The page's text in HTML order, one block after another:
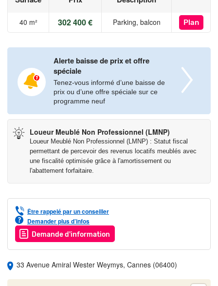
40 m² 302 400 € Parking, balcon Plan
Alerte baisse de prix et offre
spéciale
Tenez-vous informé d’une baisse de
prix ou d’une offre spéciale sur ce
programme neuf
Loueur Meublé Non Professionnel (LMNP)
Loueur Meublé Non Professionnel (LMNP) : Statut fiscal
permettant de percevoir des revenus locatifs meublés avec
une fiscalité optimisée grâce à l'amortissement ou
l'abattement forfaitaire.
Être rappelé par un conseiller
Demander plus d’infos
Demande d'information
33 Avenue Amiral Wester Weymys, Cannes (06400)